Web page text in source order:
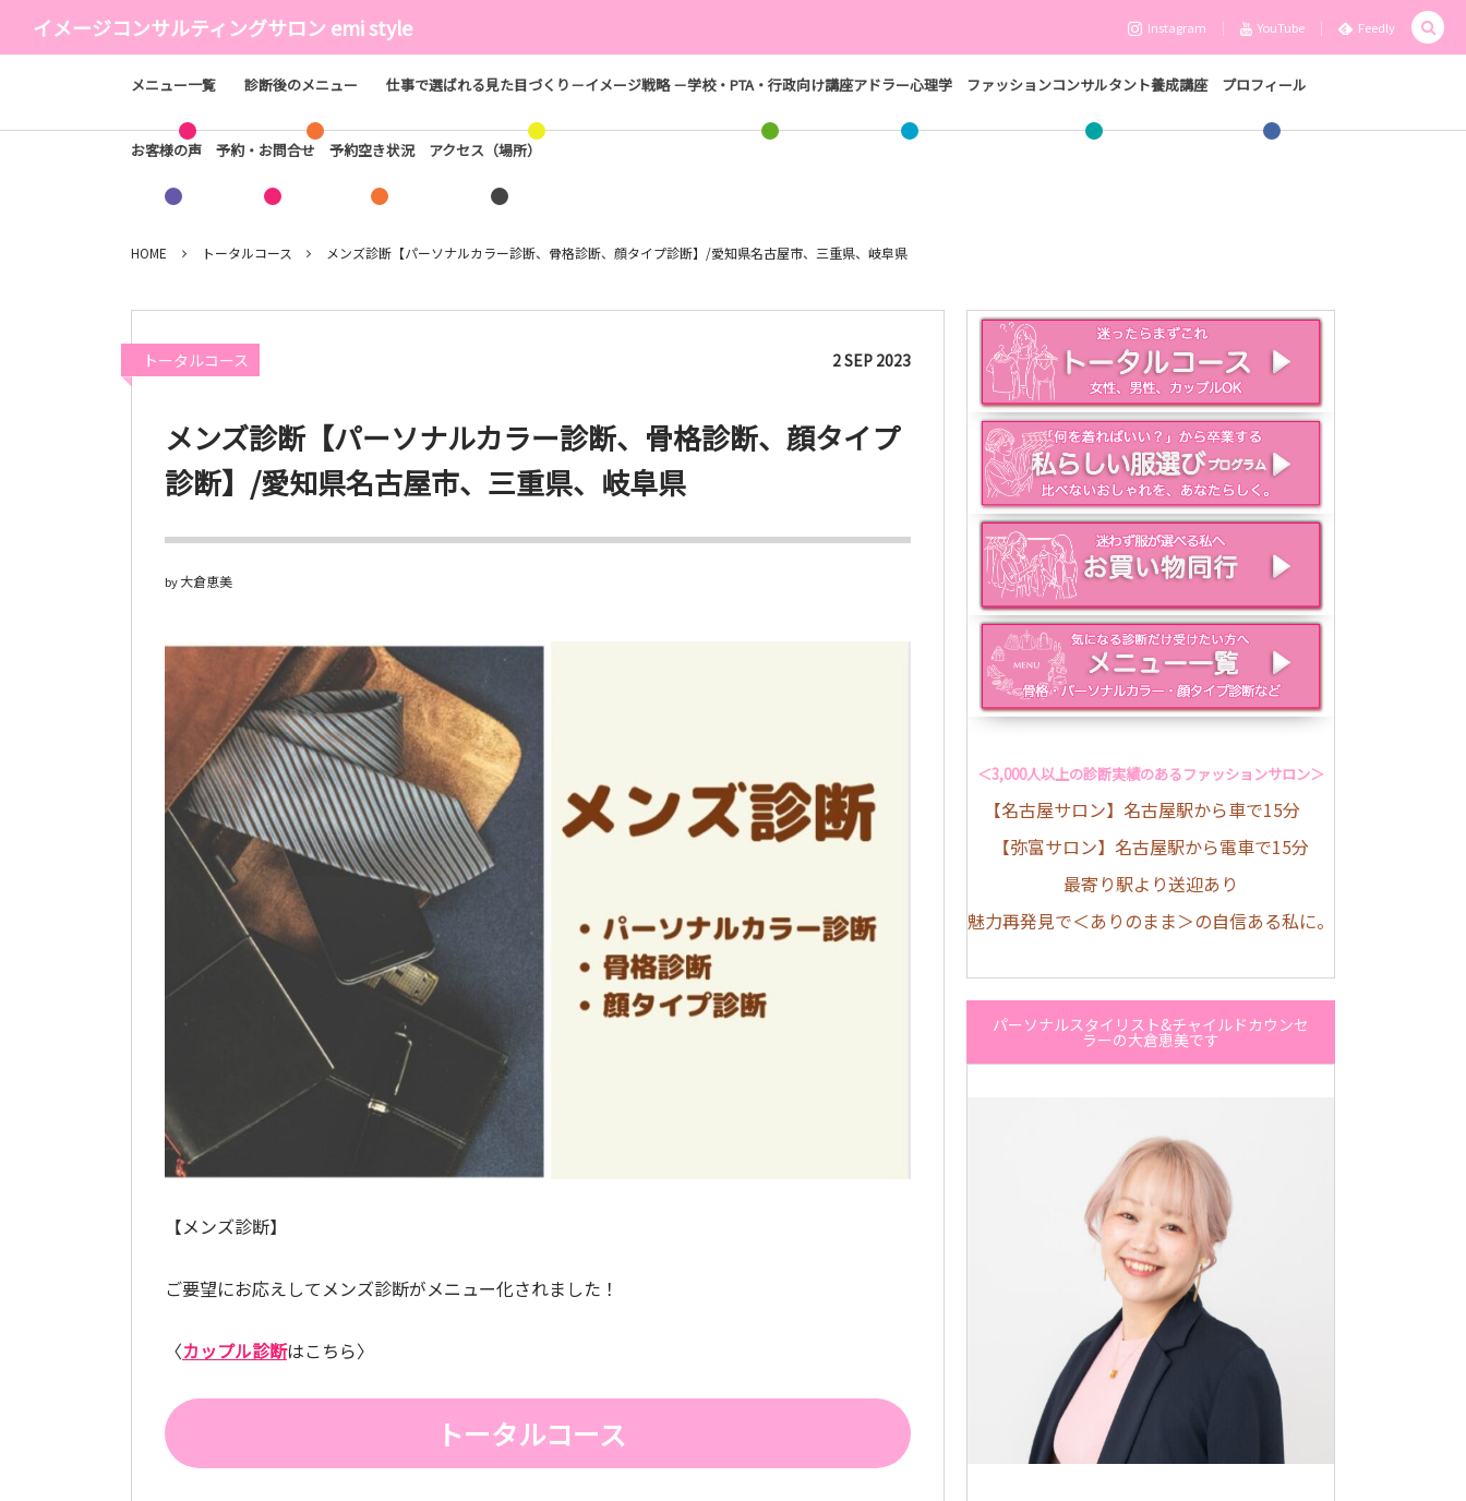
イメージコンサルティングサロン emi style Instagram YouTube Feedly
メニュー一覧 診断後のメニュー 仕事で選ばれる見た目づくり－イメージ戦略 －学校・PTA・行政向け講座アドラー心理学 ファッションコンサルタント養成講座 プロフィール
お客様の声 予約・お問合せ 予約空き状況 アクセス（場所）
HOME トータルコース メンズ診断【パーソナルカラー診断、骨格診断、顔タイプ診断】/愛知県名古屋市、三重県、岐阜県
トータルコース 2SEP 2023
メンズ診断【パーソナルカラー診断、骨格診断、顔タイプ
診断】/愛知県名古屋市、三重県、岐阜県
by大倉恵美
【メンズ診断】
ご要望にお応えしてメンズ診断がメニュー化されました！
〈カップル診断はこちら〉
トータルコース
＜3,000人以上の診断実績のあるファッションサロン＞
【名古屋サロン】名古屋駅から車で15分
【弥富サロン】名古屋駅から電車で15分
最寄り駅より送迎あり
魅力再発見で＜ありのまま＞の自信ある私に。
パーソナルスタイリスト&チャイルドカウンセ
ラーの大倉恵美です